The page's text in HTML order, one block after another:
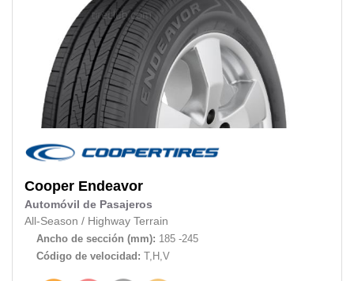
Cooper Endeavor
Automóvil de Pasajeros
All-Season / Highway Terrain
Ancho de sección (mm): 185 -245
Código de velocidad: T,H,V